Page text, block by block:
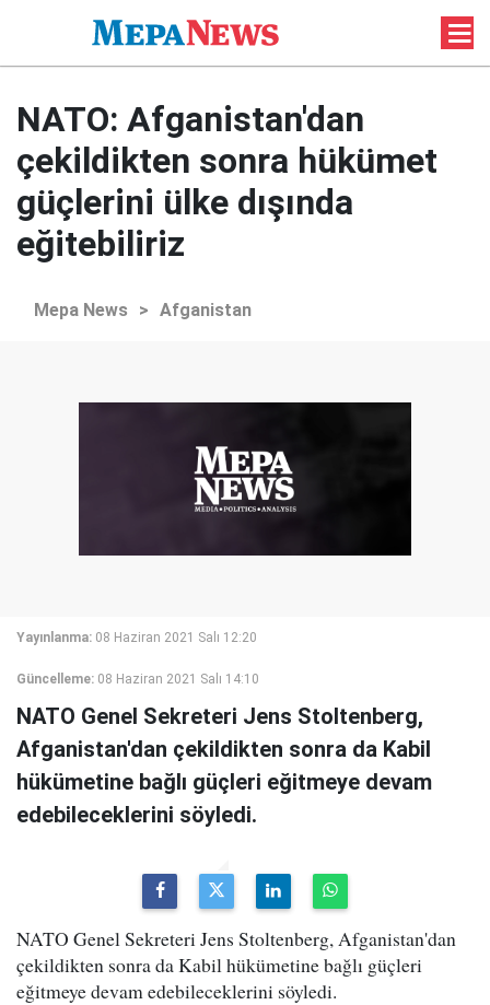
NATO: Afganistan'dan
çekildikten sonra hükümet
güçlerini ülke dışında
eğitebiliriz
Mepa News > Afganistan
Yayınlanma: 08 Haziran 2021 Salı 12:20
Güncelleme: 08 Haziran 2021 Salı 14:10
NATO Genel Sekreteri Jens Stoltenberg,
Afganistan'dan çekildikten sonra da Kabil
hükümetine bağlı güçleri eğitmeye devam
edebileceklerini söyledi.
NATO Genel Sekreteri Jens Stoltenberg, Afganistan'dan
çekildikten sonra da Kabil hükümetine bağlı güçleri
eğitmeye devam edebileceklerini söyledi.